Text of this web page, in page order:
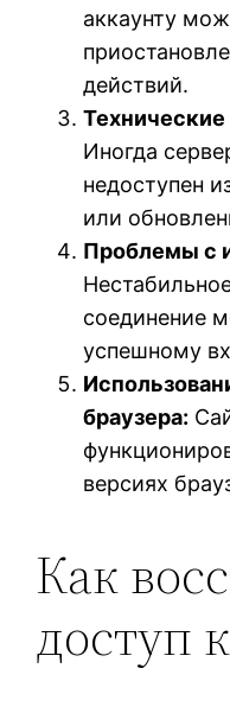
аккаунту
действий.
Иногда
недоступен
или
Проблемы с
соединение
успешному
браузера:
версиях
Как
доступ